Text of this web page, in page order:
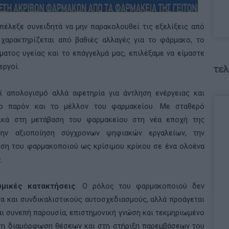
συνειδητά να μην παρακολουθεί τις εξελίξεις από
από βαθιές αλλαγές για το φάρμακο, το
υγείας και το επάγγελμά μας, επιλέξαμε να είμαστε
αλλά αφετηρία για άντληση ενέργειας και
παρόν και το μέλλον του φαρμακείου. Με σταθερό
στη μετάβαση του φαρμακείου στη νέα εποχή της
αξιοποίηση σύγχρονων ψηφιακών εργαλείων, την
του φαρμακοποιού ως κρίσιμου κρίκου σε ένα ολοένα
κατακτήσεις. Ο ρόλος του φαρμακοποιού δεν
και συνδικαλιστικούς αυτοσχεδιασμούς, αλλά προάγεται
συνεπή παρουσία, επιστημονική γνώση και τεκμηριωμένο
διαμόρφωση θέσεων και στη στήριξη παρεμβάσεων του